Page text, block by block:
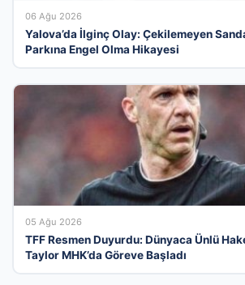
06 Ağu 2026
Yalova’da İlginç Olay: Çekilemeyen
Parkına Engel Olma Hikayesi
05 Ağu 2026
TFF Resmen Duyurdu: Dünyaca Ünlü
Taylor MHK’da Göreve Başladı